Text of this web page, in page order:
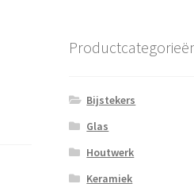
Bijstekers
Glas
Houtwerk
Keramiek